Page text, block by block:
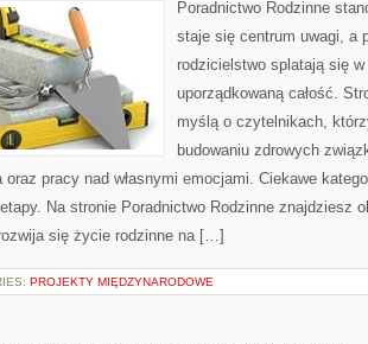
Poradnictwo Rodzinne
staje się centrum uwagi, a
rodzicielstwo splatają się
uporządkowaną całość.
myślą o czytelnikach,
budowaniu zdrowych
oraz pracy nad własnymi emocjami. Ciekawe
Na stronie Poradnictwo Rodzinne znajdziesz
się życie rodzinne na […]
PROJEKTY MIĘDZYNARODOWE